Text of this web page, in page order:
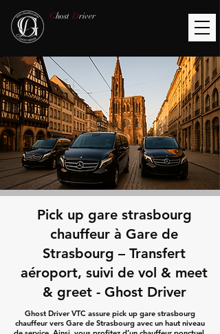
Ghost Driver
Pick up gare strasbourg
chauffeur à Gare de
Strasbourg – Transfert
aéroport, suivi de vol & meet
& greet - Ghost Driver
Ghost Driver VTC assure pick up gare strasbourg
chauffeur vers Gare de Strasbourg avec un haut niveau